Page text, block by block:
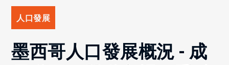
人口發展
墨西哥人口發展概況 - 成